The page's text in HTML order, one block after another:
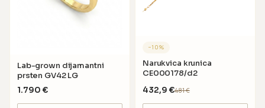
Lab-grown dijamantni
prsten GV42 LG
1.790 €
−10%
Narukvica krunica
CE000178/d2
432,9 €481€